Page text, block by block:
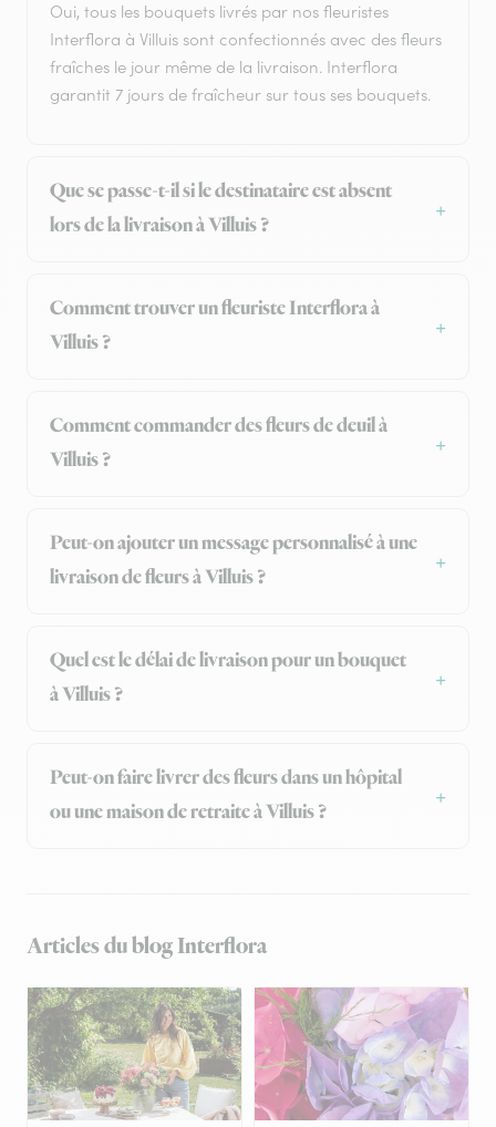
Oui, tous les bouquets livrés par nos fleuristes
Interflora à Villuis sont confectionnés avec des fleurs
fraîches le jour même de la livraison. Interflora
garantit 7 jours de fraîcheur sur tous ses bouquets.
Que se passe-t-il si le destinataire est absent
lors de la livraison à Villuis ?
Comment trouver un fleuriste Interflora à
Villuis ?
Comment commander des fleurs de deuil à
Villuis ?
Peut-on ajouter un message personnalisé à une
livraison de fleurs à Villuis ?
Quel est le délai de livraison pour un bouquet
à Villuis ?
Peut-on faire livrer des fleurs dans un hôpital
ou une maison de retraite à Villuis ?
Articles du blog Interflora